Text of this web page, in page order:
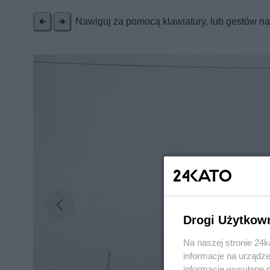
Nawiguj za pomocą klawiatury, lub gestów
Drogi
Na naszej stronie
informacje na